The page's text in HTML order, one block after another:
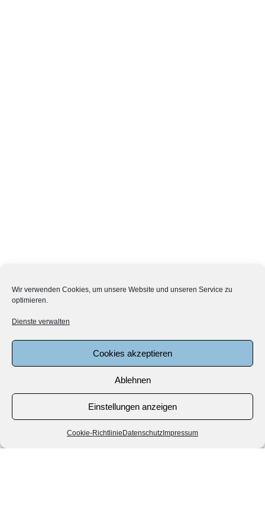
Wir verwenden Cookies, um unsere Website und unseren Service zu
optimieren.
Dienste verwalten
Cookies akzeptieren
Ablehnen
Einstellungen anzeigen
Cookie-Richtlinie Datenschutz Impressum